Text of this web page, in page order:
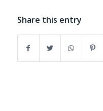
Share this entry